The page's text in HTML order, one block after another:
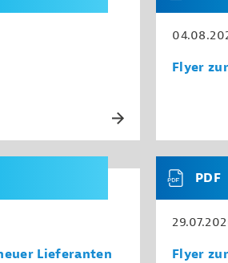
Flyer
Lieferanten
PDF
Flyer